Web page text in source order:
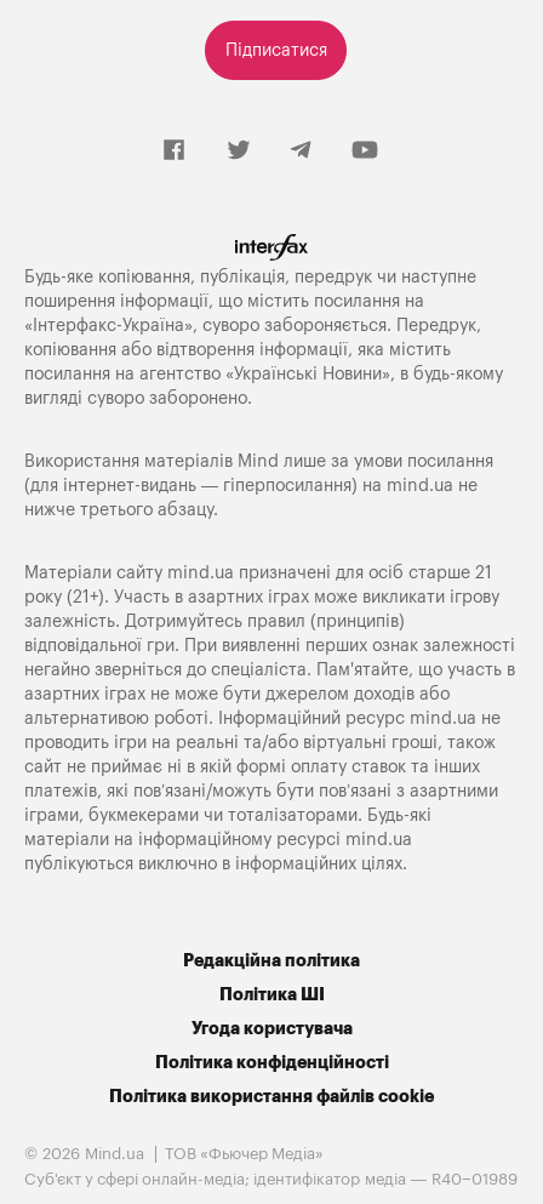
Підписатися
Будь-яке копiювання, публiкацiя, передрук чи наступне
поширення iнформацiї, що мiстить посилання на
«Iнтерфакс-Україна», суворо забороняється. Передрук,
копіювання або відтворення інформації, яка містить
посилання на агентство «Українські Новини», в будь-якому
вигляді суворо заборонено.
Використання матеріалів Mind лише за умови посилання
(для інтернет-видань — гіперпосилання) на mind.ua не
нижче третього абзацу.
Матеріали сайту mind.ua призначені для осіб старше 21
року (21+). Участь в азартних іграх може викликати ігрову
залежність. Дотримуйтесь правил (принципів)
відповідальної гри. При виявленні перших ознак залежності
негайно зверніться до спеціаліста. Пам'ятайте, що участь в
азартних іграх не може бути джерелом доходів або
альтернативою роботі. Інформаційний ресурс mind.ua не
проводить ігри на реальні та/або віртуальні гроші, також
сайт не приймає ні в якій формі оплату ставок та інших
платежів, які пов’язані/можуть бути пов’язані з азартними
іграми, букмекерами чи тоталізаторами. Будь-які
матеріали на інформаційному ресурсі mind.ua
публікуються виключно в інформаційних цілях.
Редакційна політика
Політика ШІ
Угода користувача
Політика конфіденційності
Політика використання файлів cookie
© 2026 Mind.ua
ТОВ «Фьючер Медiа»
Cуб'єкт у сфері онлайн-медіа; ідентифікатор медіа — R40−01989